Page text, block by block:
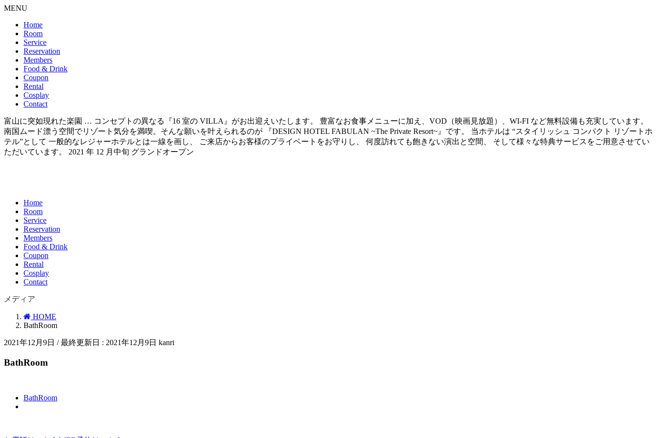
MENU
Home
Room
Service
Reservation
Members
Food & Drink
Coupon
Rental
Cosplay
Contact
富山に突如現れた楽園 … コンセプトの異なる『16 室の VILLA』がお出迎えいたします。 豊富なお食事メニューに加え、VOD（映画見放題）、WI-FI など無料設備も充実しています。
南国ムード漂う空間でリゾート気分を満喫。そんな願いを叶えられるのが 『DESIGN HOTEL FABULAN ~The Private Resort~』です。 当ホテルは “スタイリッシュ コンパクト リゾートホ
テル”として 一般的なレジャーホテルとは一線を画し、 ご来店からお客様のプライベートをお守りし、 何度訪れても飽きない演出と空間、 そして様々な特典サービスをご用意させてい
ただいています。 2021 年 12 月中旬 グランドオープン
Home
Room
Service
Reservation
Members
Food & Drink
Coupon
Rental
Cosplay
Contact
メディア
HOME
BathRoom
2021年12月9日 / 最終更新日 : 2021年12月9日 kanri
BathRoom
BathRoom